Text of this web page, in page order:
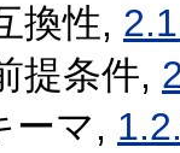
換性,
提条件,
ーマ,